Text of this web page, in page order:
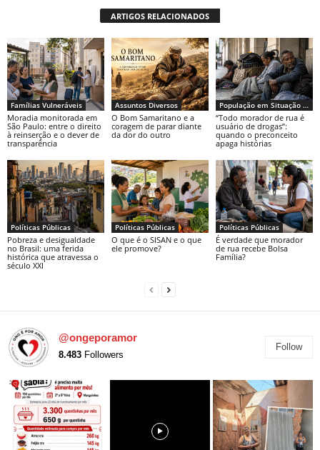
ARTIGOS RELACIONADOS
Famílias Vulneráveis
Moradia monitorada em
São Paulo: entre o direito
à reinserção e o dever de
transparência
Assuntos Diversos
O Bom Samaritano e a
coragem de parar diante
da dor do outro
População em Situação de Rua
“Todo morador de rua é
usuário de drogas”:
quando o preconceito
apaga histórias
Políticas Públicas
Pobreza e desigualdade
no Brasil: uma ferida
histórica que atravessa o
século XXI
Políticas Públicas
O que é o SISAN e o que
ele promove?
Políticas Públicas
É verdade que morador
de rua recebe Bolsa
Família?
@ongeporamor
8.483 Followers
Follow